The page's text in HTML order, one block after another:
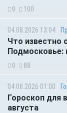
0 100
04.08.2026 13:04
Что известно
Подмосковье:
0 88
04.08.2026 01:00
Гороскоп для
августа